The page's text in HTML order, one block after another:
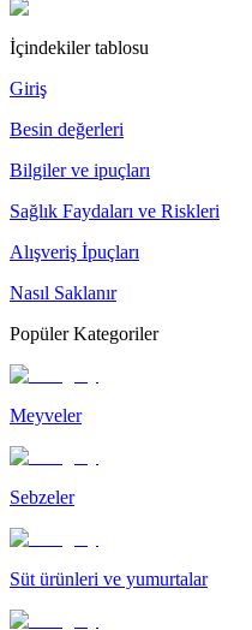
İçindekiler tablosu
Giriş
Besin değerleri
Bilgiler ve ipuçları
Sağlık Faydaları ve Riskleri
Alışveriş İpuçları
Nasıl Saklanır
Popüler Kategoriler
Meyveler
Sebzeler
Süt ürünleri ve yumurtalar